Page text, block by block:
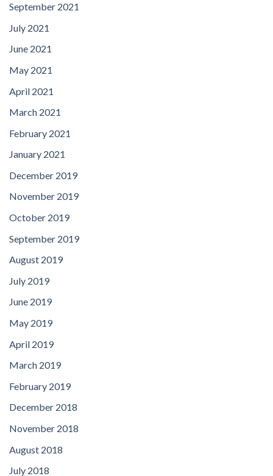
September 2021
July 2021
June 2021
May 2021
April 2021
March 2021
February 2021
January 2021
December 2019
November 2019
October 2019
September 2019
August 2019
July 2019
June 2019
May 2019
April 2019
March 2019
February 2019
December 2018
November 2018
August 2018
July 2018